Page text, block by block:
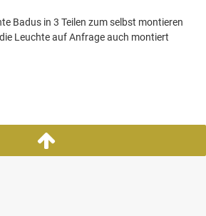
Badus in 3 Teilen zum selbst montieren
Leuchte auf Anfrage auch montiert